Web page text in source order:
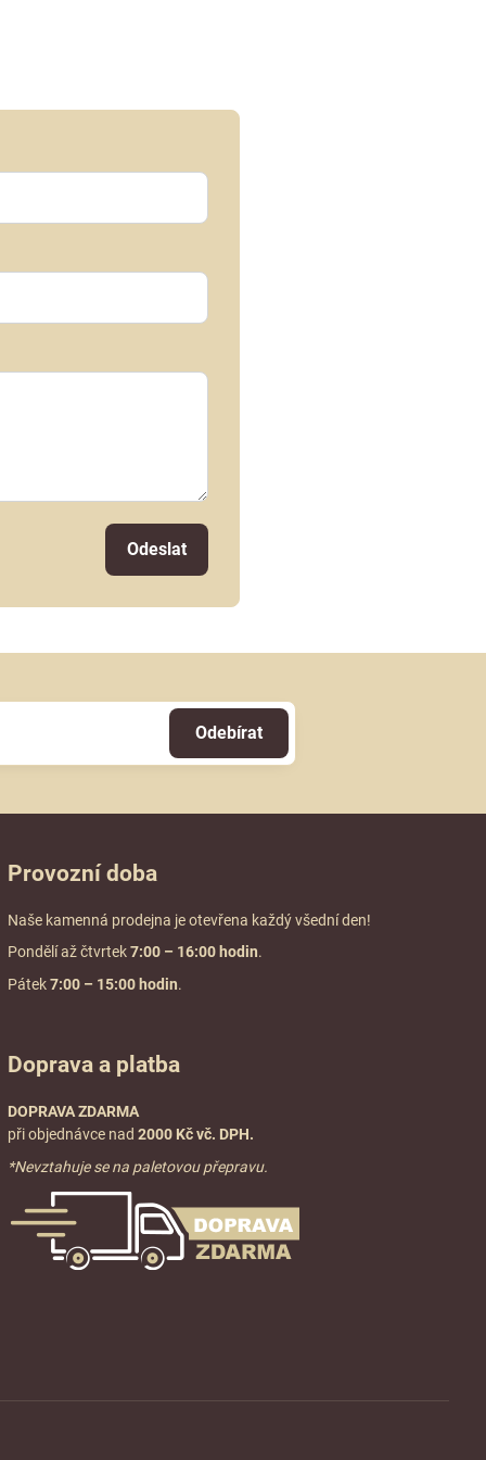
Odeslat
Odebírat
Provozní doba
Naše kamenná prodejna je otevřena každý všední den!
Pondělí až čtvrtek7:00 – 16:00 hodin.
Pátek7:00 – 15:00 hodin.
Doprava a platba
DOPRAVA ZDARMA
při objednávce nad 2000 Kč vč. DPH.
*Nevztahuje se na paletovou přepravu.